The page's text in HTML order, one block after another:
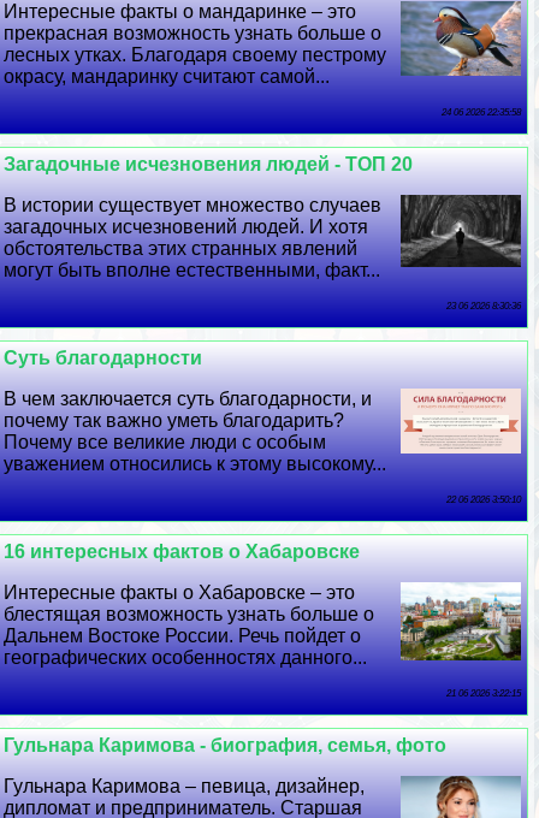
Интересные факты о мaндаринке – это
прекрасная возможность узнать больше о
лесных утках. Благодаря своему пестрому
окрасу, мaндаринку считают самой...
24 06 2026 22:35:58
Загадочные исчезновения людей - ТОП 20
В истории существует множество случаев
загадочных исчезновений людей. И хотя
обстоятельства этих странных явлений
могут быть вполне естественными, факт...
23 06 2026 8:30:36
Суть благодарности
В чем заключается суть благодарности, и
почему так важно уметь благодарить?
Почему все великие люди с особым
уважением относились к этому высокому...
22 06 2026 3:50:10
16 интересных фактов о Хабаровске
Интересные факты о Хабаровске – это
блестящая возможность узнать больше о
Дальнем Востоке России. Речь пойдет о
географических особенностях данного...
21 06 2026 3:22:15
Гульнара Каримова - биография, семья, фото
Гульнара Каримова – певица, дизайнер,
дипломат и предприниматель. Старшая